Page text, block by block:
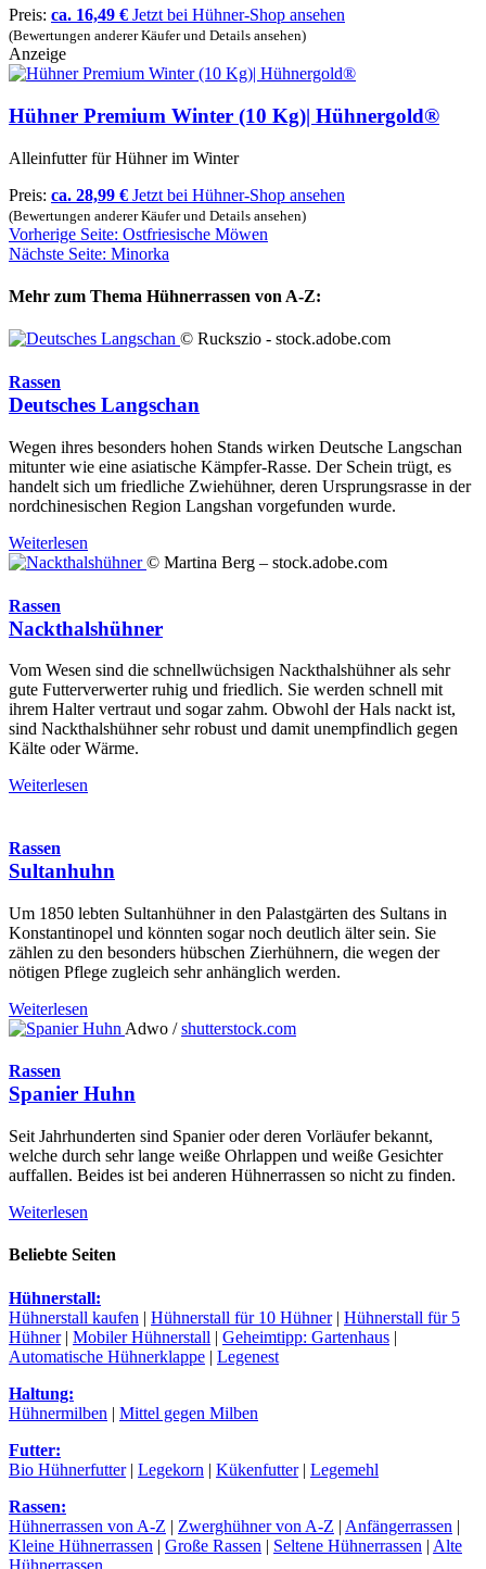
Preis: ca. 16,49 € Jetzt bei Hühner-Shop ansehen
(Bewertungen anderer Käufer und Details ansehen)
Anzeige
Hühner Premium Winter (10 Kg)| Hühnergold®
Alleinfutter für Hühner im Winter
Preis: ca. 28,99 € Jetzt bei Hühner-Shop ansehen
(Bewertungen anderer Käufer und Details ansehen)
Vorherige Seite: Ostfriesische Möwen
Nächste Seite: Minorka
Mehr zum Thema Hühnerrassen von A-Z:
© Ruckszio - stock.adobe.com
Rassen
Deutsches Langschan
Wegen ihres besonders hohen Stands wirken Deutsche Langschan
mitunter wie eine asiatische Kämpfer-Rasse. Der Schein trügt, es
handelt sich um friedliche Zwiehühner, deren Ursprungsrasse in der
nordchinesischen Region Langshan vorgefunden wurde.
Weiterlesen
© Martina Berg – stock.adobe.com
Rassen
Nackthalshühner
Vom Wesen sind die schnellwüchsigen Nackthalshühner als sehr
gute Futterverwerter ruhig und friedlich. Sie werden schnell mit
ihrem Halter vertraut und sogar zahm. Obwohl der Hals nackt ist,
sind Nackthalshühner sehr robust und damit unempfindlich gegen
Kälte oder Wärme.
Weiterlesen
Rassen
Sultanhuhn
Um 1850 lebten Sultanhühner in den Palastgärten des Sultans in
Konstantinopel und könnten sogar noch deutlich älter sein. Sie
zählen zu den besonders hübschen Zierhühnern, die wegen der
nötigen Pflege zugleich sehr anhänglich werden.
Weiterlesen
Adwo /shutterstock.com
Rassen
Spanier Huhn
Seit Jahrhunderten sind Spanier oder deren Vorläufer bekannt,
welche durch sehr lange weiße Ohrlappen und weiße Gesichter
auffallen. Beides ist bei anderen Hühnerrassen so nicht zu finden.
Weiterlesen
Beliebte Seiten
Hühnerstall:
Hühnerstall kaufen | Hühnerstall für 10 Hühner| Hühnerstall für 5
Hühner| Mobiler Hühnerstall | Geheimtipp: Gartenhaus |
Automatische Hühnerklappe | Legenest
Haltung:
Hühnermilben | Mittel gegen Milben
Futter:
Bio Hühnerfutter| Legekorn | Kükenfutter| Legemehl
Rassen:
Hühnerrassen von A-Z | Zwerghühner von A-Z | Anfängerrassen |
Kleine Hühnerrassen | Große Rassen | Seltene Hühnerrassen | Alte
Hühnerrassen